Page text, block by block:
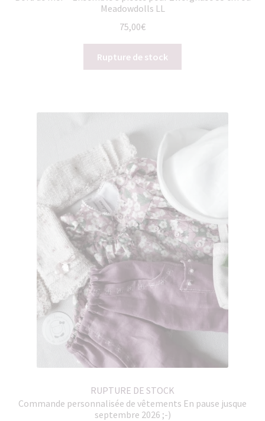
Meadowdolls LL
75,00€
Rupture de stock
RUPTURE DE STOCK
Commande personnalisée de vêtements En pause jusque
septembre 2026 ;-)